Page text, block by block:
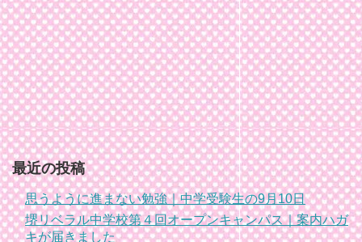
最近の投稿
思うように進まない勉強｜中学受験生の9月10日
堺リベラル中学校第４回オープンキャンパス｜案内ハガ
キが届きました